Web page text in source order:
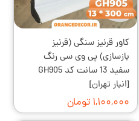
کاور قرنیز سنگی (قرنیز
بازسازی) پی وی سی رنگ
سفید 13 سانت کد GH905
[انبار تهران]
۱,۱۰۰,۰۰۰ تومان